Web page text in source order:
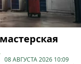
08 АВГУСТА 2026 10:09